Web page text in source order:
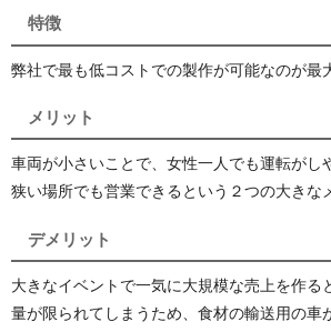
特徴
弊社で最も低コストでの製作が可能なのが最
メリット
車両が小さいことで、女性一人でも運転がし
狭い場所でも営業できるという２つの大きな
デメリット
大きなイベントで一気に大規模な売上を作る
量が限られてしまうため、食材の輸送用の車